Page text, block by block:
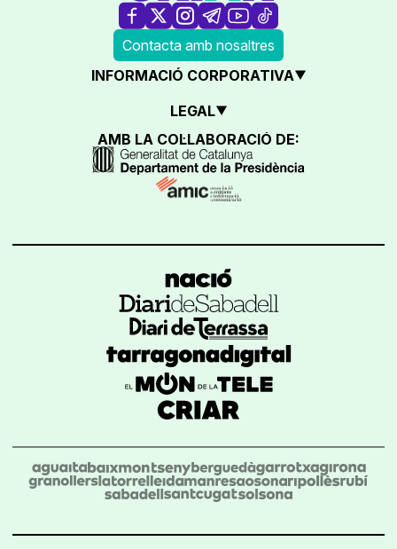
Contacta amb nosaltres
INFORMACIÓ CORPORATIVA
LEGAL
AMB LA COL·LABORACIÓ DE: